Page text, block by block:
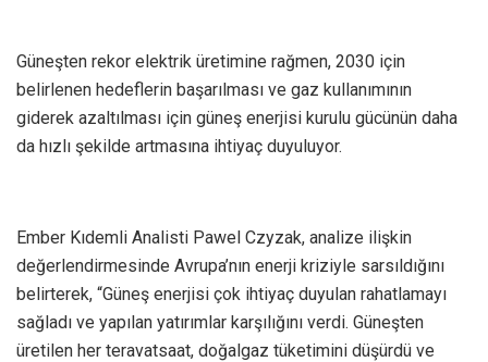
Güneşten rekor elektrik üretimine rağmen, 2030 için
belirlenen hedeflerin başarılması ve gaz kullanımının
giderek azaltılması için güneş enerjisi kurulu gücünün daha
da hızlı şekilde artmasına ihtiyaç duyuluyor.
Ember Kıdemli Analisti Pawel Czyzak, analize ilişkin
değerlendirmesinde Avrupa’nın enerji kriziyle sarsıldığını
belirterek, “Güneş enerjisi çok ihtiyaç duyulan rahatlamayı
sağladı ve yapılan yatırımlar karşılığını verdi. Güneşten
üretilen her teravatsaat, doğalgaz tüketimini düşürdü ve